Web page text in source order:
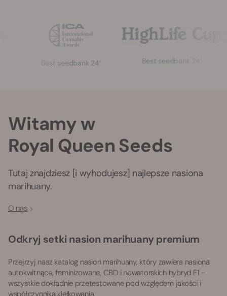
Best seedbank 24’ Best seedbank 24’
Witamy w
Royal Queen Seeds
Tutaj znajdziesz [i wyhodujesz] najlepsze nasiona
marihuany.
O nas
Odkryj setki nasion marihuany premium
Przejrzyj nasz katalog nasion marihuany, który zawiera nasiona
autokwitnące, feminizowane, CBD i nowatorskich hybryd F1 –
wszystkie dokładnie przetestowane pod względem jakości i